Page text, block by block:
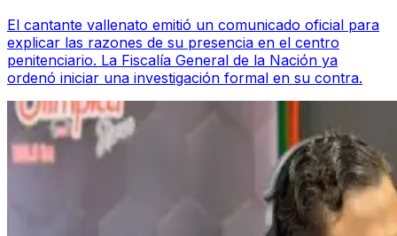
El cantante vallenato emitió un comunicado oficial para
explicar las razones de su presencia en el centro
penitenciario. La Fiscalía General de la Nación ya
ordenó iniciar una investigación formal en su contra.